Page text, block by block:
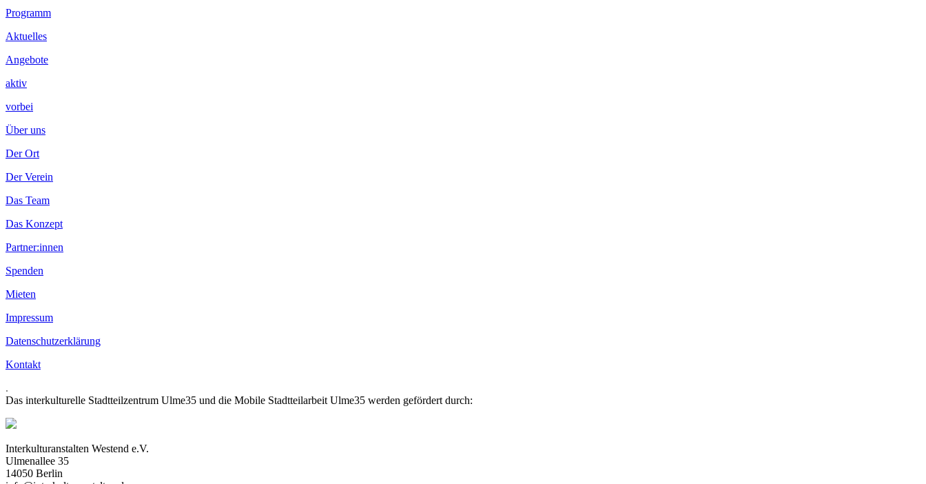
Programm
Aktuelles
Angebote
aktiv
vorbei
Über uns
Der Ort
Der Verein
Das Team
Das Konzept
Partner:innen
Spenden
Mieten
Impressum
Datenschutzerklärung
Kontakt
.
Das interkulturelle Stadtteilzentrum Ulme35 und die Mobile Stadtteilarbeit Ulme35 werden gefördert durch:
Interkulturanstalten Westend e.V.
Ulmenallee 35
14050 Berlin